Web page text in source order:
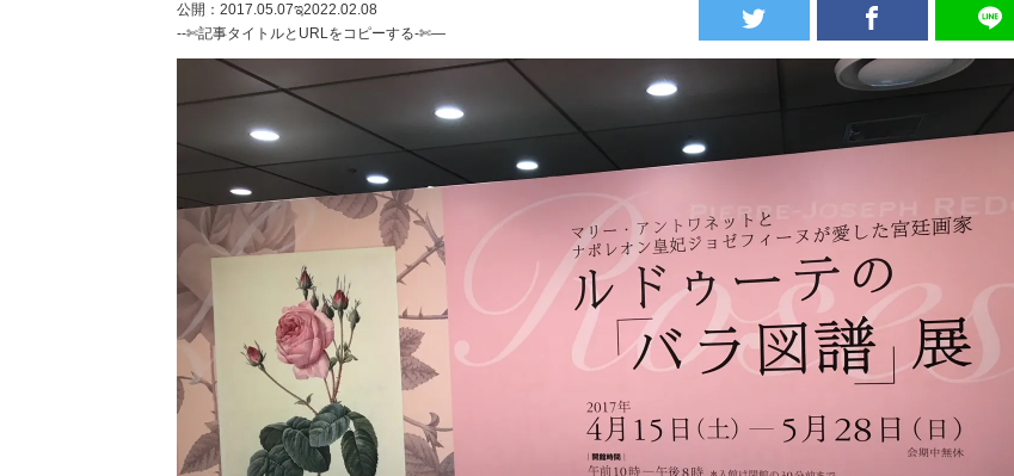
公開：2017.05.07ಇ2022.02.08
--✄記事タイトルとURLをコピーする-✄—